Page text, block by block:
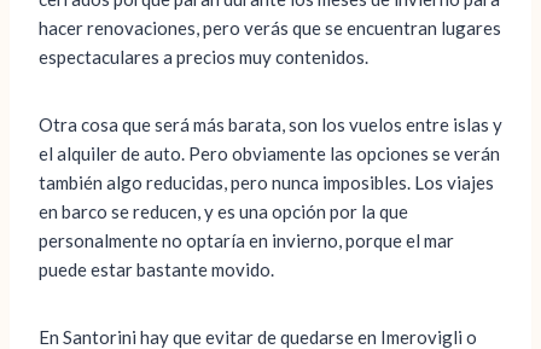
hacer renovaciones, pero verás que se encuentran lugares
espectaculares a precios muy contenidos.
Otra cosa que será más barata, son los vuelos entre islas y
el alquiler de auto. Pero obviamente las opciones se verán
también algo reducidas, pero nunca imposibles. Los viajes
en barco se reducen, y es una opción por la que
personalmente no optaría en invierno, porque el mar
puede estar bastante movido.
En Santorini hay que evitar de quedarse en Imerovigli o